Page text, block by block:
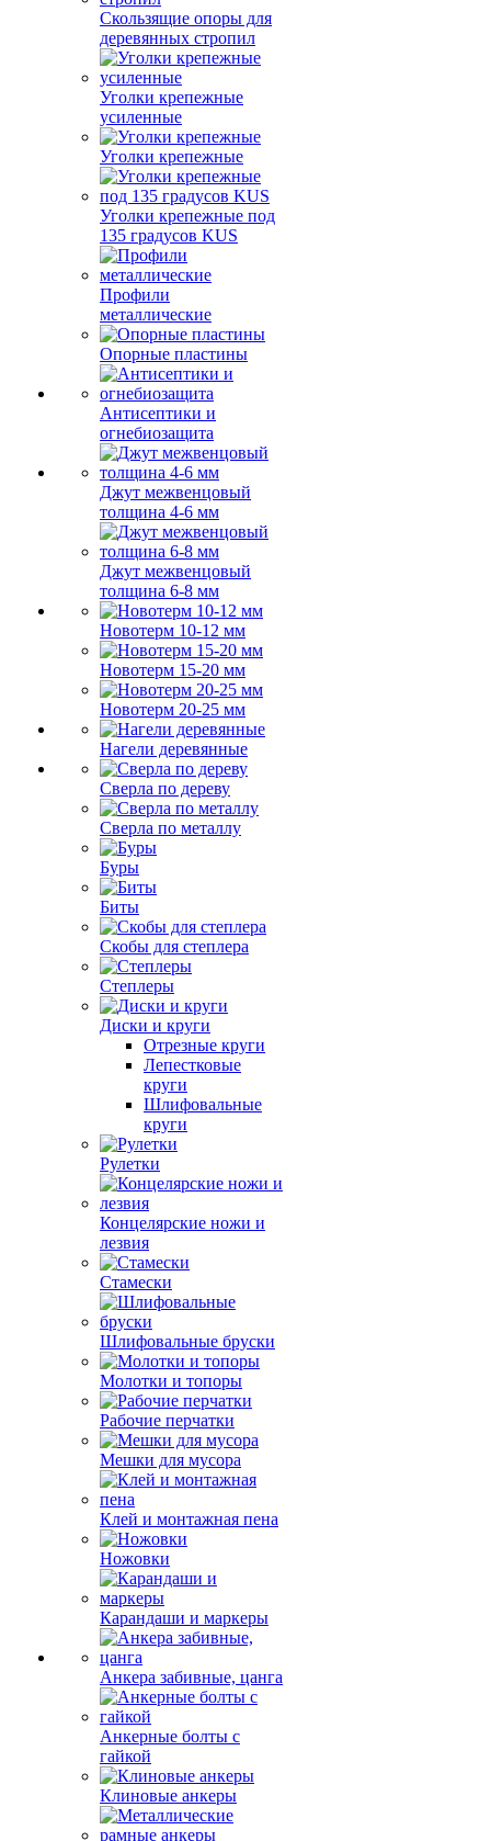
Скользящие опоры для
деревянных стропил
Уголки крепежные
усиленные
Уголки крепежные
Уголки крепежные под
135 градусов KUS
Профили
металлические
Опорные пластины
Антисептики и
огнебиозащита
Джут межвенцовый
толщина 4-6 мм
Джут межвенцовый
толщина 6-8 мм
Новотерм 10-12 мм
Новотерм 15-20 мм
Новотерм 20-25 мм
Нагели деревянные
Сверла по дереву
Сверла по металлу
Буры
Биты
Скобы для степлера
Степлеры
Диски и круги
Отрезные круги
Лепестковые
круги
Шлифовальные
круги
Рулетки
Концелярские ножи и
лезвия
Стамески
Шлифовальные бруски
Молотки и топоры
Рабочие перчатки
Мешки для мусора
Клей и монтажная пена
Ножовки
Карандаши и маркеры
Анкера забивные, цанга
Анкерные болты с
гайкой
Клиновые анкеры